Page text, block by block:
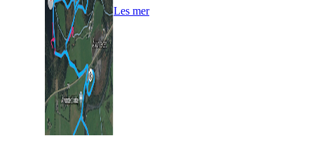
Les mer